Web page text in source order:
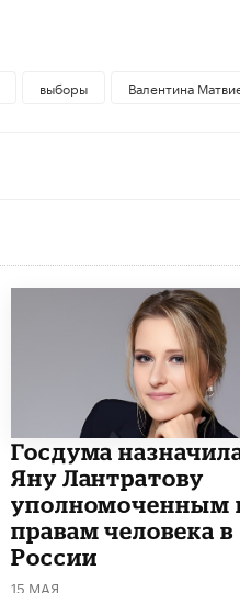
выборы Валентина
Госдума
Яну Лантратову
уполномоченным
правам человека в
России
15 МАЯ